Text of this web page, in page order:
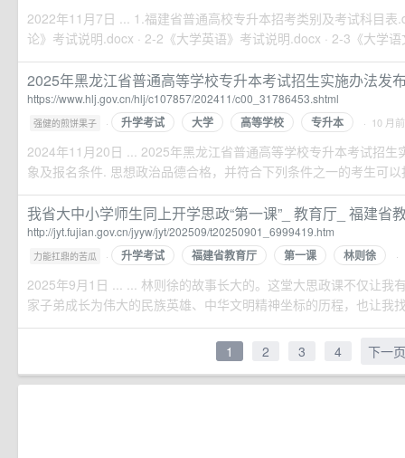
2022年11月7日 ... 1.福建省普通高校专升本招考类别及考试科目表
论》考试说明.docx · 2-2《大学英语》考试说明.docx · 2-3《大学
2025年黑龙江省普通高等学校专升本考试招生实施办法发
https://www.hlj.gov.cn/hlj/c107857/202411/c00_31786453.shtml
强健的煎饼果子 · 升学考试 大学 高等学校 专升本 · 10 月前
2024年11月20日 ... 2025年黑龙江省普通高等学校专升本考试招生
象及报名条件. 思想政治品德合格，并符合下列条件之一的考生可
我省大中小学师生同上开学思政“第一课”_ 教育厅_ 福建省
http://jyt.fujian.gov.cn/jyyw/jyt/202509/t20250901_6999419.htm
力能扛鼎的苦瓜 · 升学考试 福建省教育厅 第一课 林则徐 ·
2025年9月1日 ... ... 林则徐的故事长大的。这堂大思政课不仅让我
家子弟成长为伟大的民族英雄、中华文明精神坐标的历程，也让我
1 2 3 4 下一页